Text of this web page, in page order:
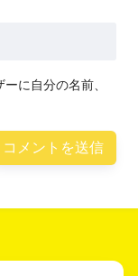
に自分の名前、